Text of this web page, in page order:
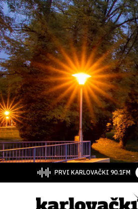
PRVI KARLOVAČKI 90.1FM